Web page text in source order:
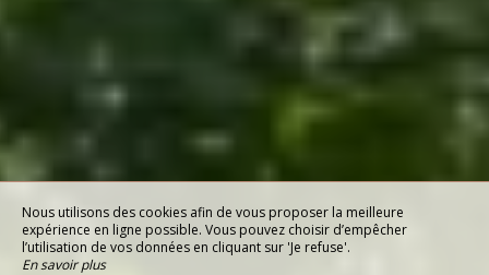
Nous utilisons des cookies afin de vous proposer la meilleure
expérience en ligne possible. Vous pouvez choisir d’empêcher
l’utilisation de vos données en cliquant sur 'Je refuse'.
En savoir plus